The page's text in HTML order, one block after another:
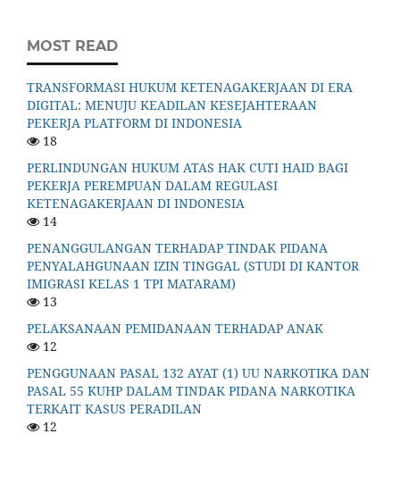
MOST READ
TRANSFORMASI HUKUM KETENAGAKERJAAN DI ERA
DIGITAL: MENUJU KEADILAN KESEJAHTERAAN
PEKERJA PLATFORM DI INDONESIA
18
PERLINDUNGAN HUKUM ATAS HAK CUTI HAID BAGI
PEKERJA PEREMPUAN DALAM REGULASI
KETENAGAKERJAAN DI INDONESIA
14
PENANGGULANGAN TERHADAP TINDAK PIDANA
PENYALAHGUNAAN IZIN TINGGAL (STUDI DI KANTOR
IMIGRASI KELAS 1 TPI MATARAM)
13
PELAKSANAAN PEMIDANAAN TERHADAP ANAK
12
PENGGUNAAN PASAL 132 AYAT (1) UU NARKOTIKA DAN
PASAL 55 KUHP DALAM TINDAK PIDANA NARKOTIKA
TERKAIT KASUS PERADILAN
12